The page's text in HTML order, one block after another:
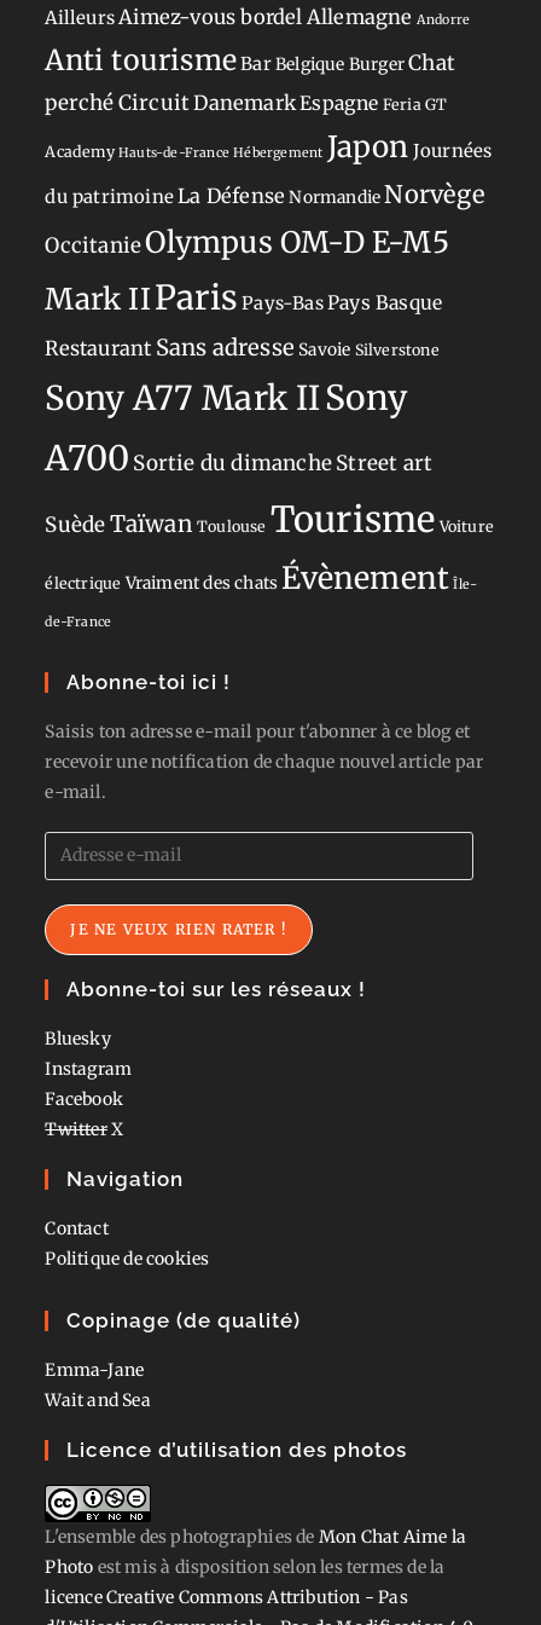
Ailleurs Aimez-vous bordel Allemagne Andorre
Anti tourismeBarBelgique BurgerChat
perchéCircuitDanemarkEspagne Feria GT
Academy Hauts-de-France Hébergement Japon Journées
du patrimoineLa Défense NormandieNorvège
OccitanieOlympus OM-D E-M5
Mark IIParis Pays-BasPays Basque
Restaurant Sans adresse Savoie Silverstone
Sony A77 Mark IISony
A700 Sortie du dimancheStreet art
SuèdeTaïwan Toulouse Tourisme Voiture
électrique Vraiment des chats Évènement Île-
de-France
Abonne-toi ici !
Saisis ton adresse e-mail pour t'abonner à ce blog et
recevoir une notification de chaque nouvel article par
e-mail.
Adresse
e-
mail
JE NE VEUX RIEN RATER !
Abonne-toi sur les réseaux !
Bluesky
Instagram
Facebook
TwitterX
Navigation
Contact
Politique de cookies
Copinage (de qualité)
Emma-Jane
Wait and Sea
Licence d’utilisation des photos
L'ensemble des photographiesde Mon Chat Aime la
Photo est mis à disposition selon les termes de la
licence Creative Commons Attribution - Pas